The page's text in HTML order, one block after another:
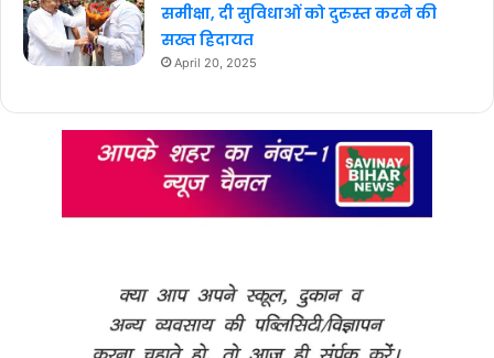
समीक्षा, दी सुविधाओं को दुरुस्त करने की
सख्त हिदायत
April 20, 2025